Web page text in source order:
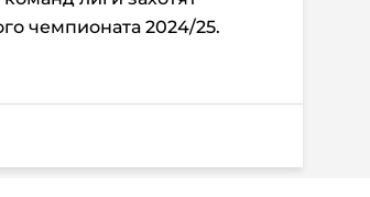
чемпионата 2024/25.